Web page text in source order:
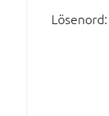
Lösenord: